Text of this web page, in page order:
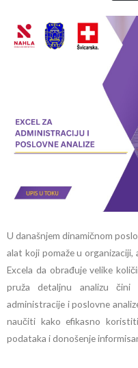
U današnjem dinamičnom
alat koji pomaže u
Excela da obrađuje velike
pruža detaljnu analizu čini
administracije i poslovne
naučiti kako efikasno
podataka i donošenje